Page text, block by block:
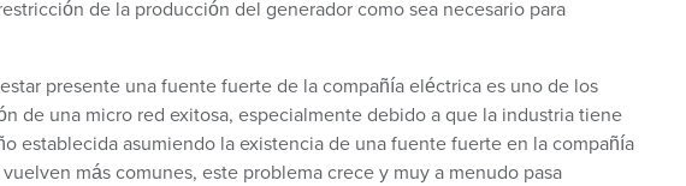
de la producción del generador como sea necesario para
presente una fuente fuerte de la compañía eléctrica es uno de los
de una micro red exitosa, especialmente debido a que la industria tiene
establecida asumiendo la existencia de una fuente fuerte en la compañía
más comunes, este problema crece y muy a menudo pasa